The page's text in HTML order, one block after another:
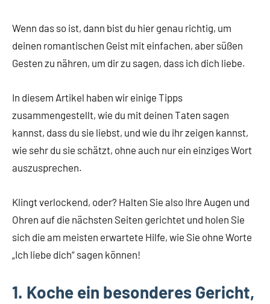
Wenn das so ist, dann bist du hier genau richtig, um
deinen romantischen Geist mit einfachen, aber süßen
Gesten zu nähren, um dir zu sagen, dass ich dich liebe.
In diesem Artikel haben wir einige Tipps
zusammengestellt, wie du mit deinen Taten sagen
kannst, dass du sie liebst, und wie du ihr zeigen kannst,
wie sehr du sie schätzt, ohne auch nur ein einziges Wort
auszusprechen.
Klingt verlockend, oder? Halten Sie also Ihre Augen und
Ohren auf die nächsten Seiten gerichtet und holen Sie
sich die am meisten erwartete Hilfe, wie Sie ohne Worte
„Ich liebe dich“ sagen können!
1. Koche ein besonderes Gericht,